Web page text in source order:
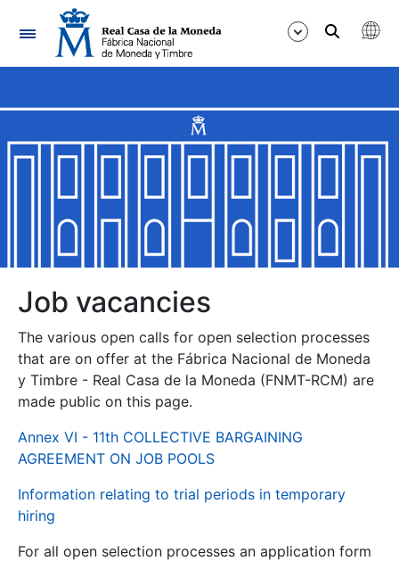
Navigation
Show/Hide
Show/Hide
Show/Hide
Show/Hide
Show/Hide
Job vacancies
The various open calls for open selection processes
that are on offer at the Fábrica Nacional de Moneda
y Timbre - Real Casa de la Moneda (FNMT-RCM) are
made public on this page.
Annex VI - 11th COLLECTIVE BARGAINING
AGREEMENT ON JOB POOLS
Information relating to trial periods in temporary
hiring
For all open selection processes an application form